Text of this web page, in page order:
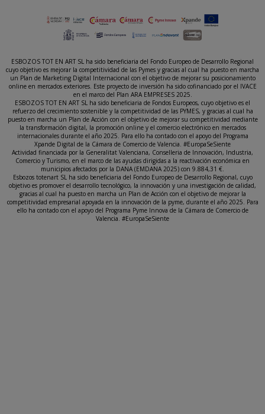
ESBOZOS TOT EN ART SL ha sido beneficiaria del Fondo Europeo de Desarrollo Regional
cuyo objetivo es mejorar la competitividad de las Pymes y gracias al cual ha puesto en marcha
un Plan de Marketing Digital Internacional con el objetivo de mejorar su posicionamiento
online en mercados exteriores. Este proyecto de inversión ha sido cofinanciado por el IVACE
en el marco del Plan ARA EMPRESES 2025.
ESBOZOS TOT EN ART SL ha sido beneficiaria de Fondos Europeos, cuyo objetivo es el
refuerzo del crecimiento sostenible y la competitividad de las PYMES, y gracias al cual ha
puesto en marcha un Plan de Acción con el objetivo de mejorar su competitividad mediante
la transformación digital, la promoción online y el comercio electrónico en mercados
internacionales durante el año 2025. Para ello ha contado con el apoyo del Programa
Xpande Digital de la Cámara de Comercio de Valencia. #EuropaSeSiente
Actividad financiada por la Generalitat Valenciana, Conselleria de Innovación, Industria,
Comercio y Turismo, en el marco de las ayudas dirigidas a la reactivación económica en
municipios afectados por la DANA (EMDANA 2025) con 9.884,31 €.
Esbozos totenart SL ha sido beneficiaria del Fondo Europeo de Desarrollo Regional, cuyo
objetivo es promover el desarrollo tecnológico, la innovación y una investigación de calidad,
gracias al cual ha puesto en marcha un Plan de Acción con el objetivo de mejorar la
competitividad empresarial apoyada en la innovación de la pyme, durante el año 2025. Para
ello ha contado con el apoyo del Programa Pyme Innova de la Cámara de Comercio de
Valencia. #EuropaSeSiente